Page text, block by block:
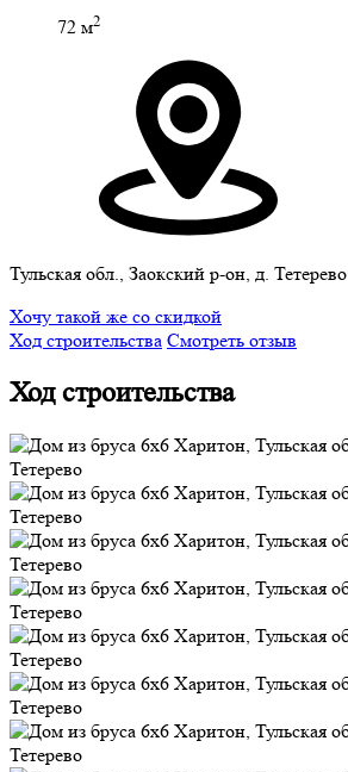
72 м2
Тульская обл., Заокский р-он, д. Тетерево
Хочу такой же со скидкой
Ход строительства Смотреть отзыв
Ход строительства